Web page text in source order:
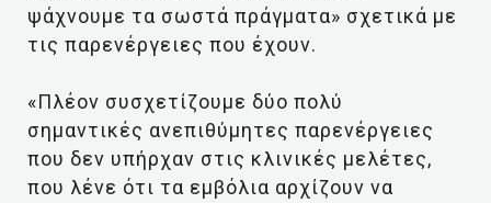
ψάχνουμε τα σωστά πράγματα» σχετικά με
τις παρενέργειες που έχουν.
«Πλέον συσχετίζουμε δύο πολύ
σημαντικές ανεπιθύμητες παρενέργειες
που δεν υπήρχαν στις κλινικές μελέτες,
που λένε ότι τα εμβόλια αρχίζουν να